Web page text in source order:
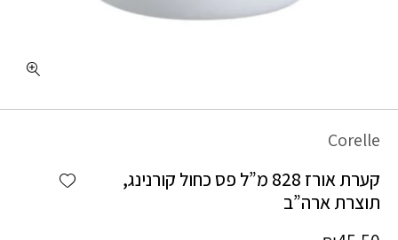
Corelle
wishlist
קערת אורז 828 מ”ל פס כחול קורנינג,
תוצרת ארה”ב